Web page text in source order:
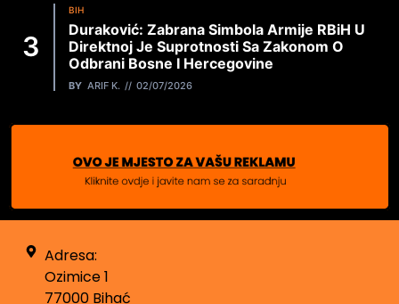
BIH
Duraković: Zabrana Simbola Armije RBiH U
Direktnoj Je Suprotnosti Sa Zakonom O
Odbrani Bosne I Hercegovine
BY ARIF K. 02/07/2026
Adresa:
Ozimice 1
77000 Bihać